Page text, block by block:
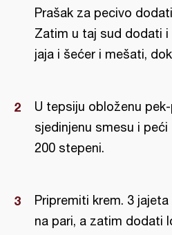
Prašak za pecivo
Zatim u taj sud dodati
jaja i šećer i mešati,
U tepsiju obloženu
sjedinjenu smesu i
200 stepeni.
Pripremiti krem. 3
na pari, a zatim dodati